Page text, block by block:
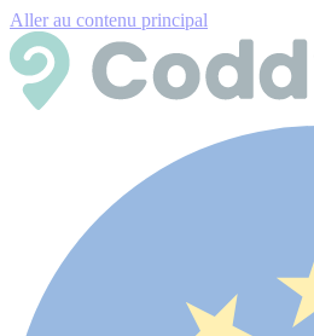
Aller au contenu principal